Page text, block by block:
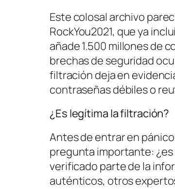
Este colosal archivo
RockYou2021, que ya
añade 1.500 millones de
brechas de seguridad
filtración deja en
contraseñas débiles o
¿Es legítima la filtración?
Antes de entrar en
pregunta importante:
verificado parte de la
auténticos, otros